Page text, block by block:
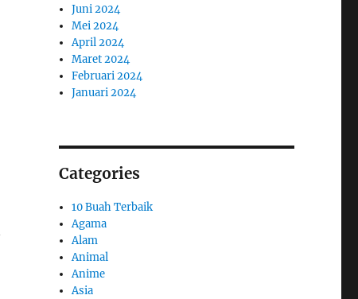
Juni 2024
Mei 2024
April 2024
Maret 2024
Februari 2024
Januari 2024
Categories
10 Buah Terbaik
Agama
Alam
Animal
Anime
Asia